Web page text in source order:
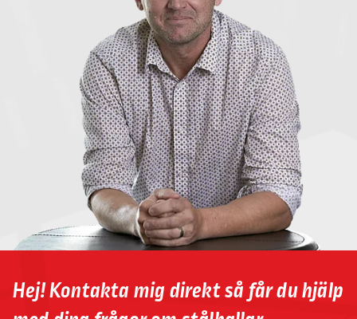
Hej! Kontakta mig direkt så får du hjälp